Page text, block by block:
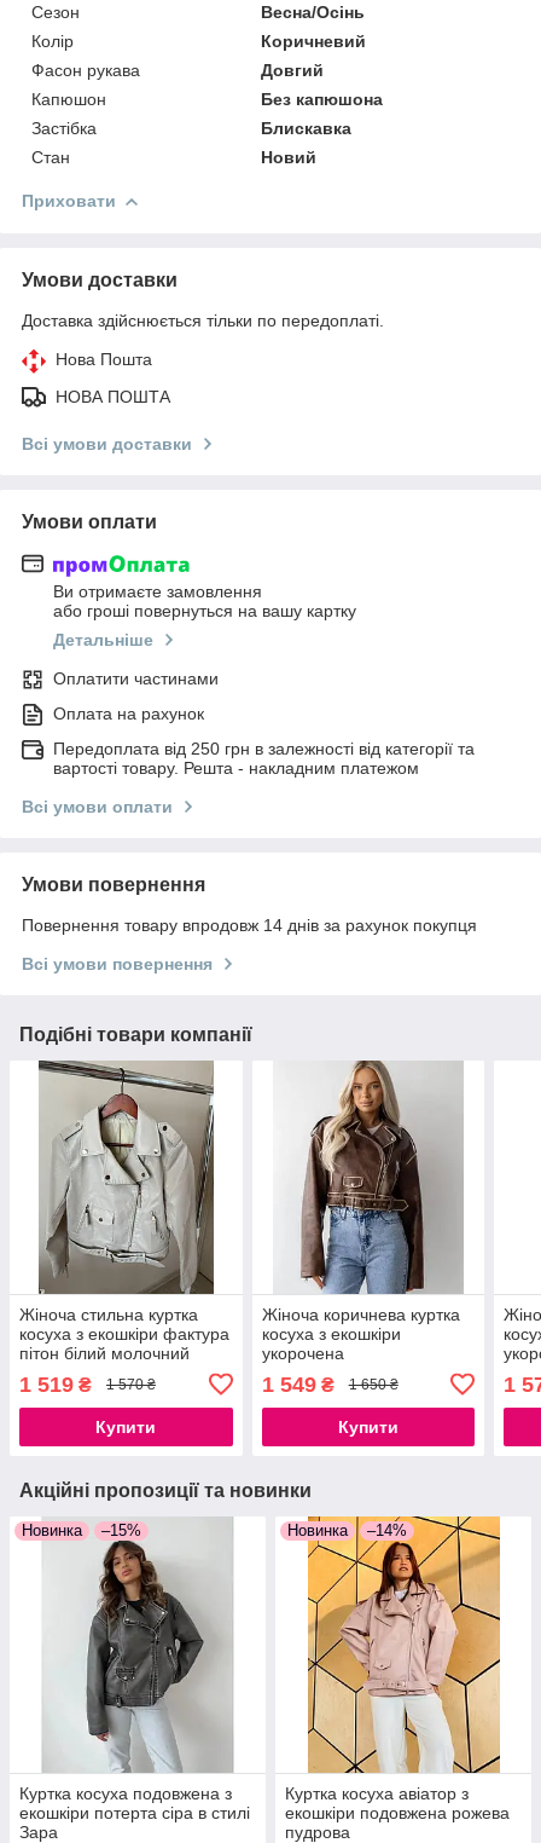
Сезон
Весна/Осінь
Колір
Коричневий
Фасон рукава
Довгий
Капюшон
Без капюшона
Застібка
Блискавка
Стан
Новий
Приховати
Умови доставки
Доставка здійснюється тільки по передоплаті.
Нова Пошта
НОВА ПОШТА
Всі умови доставки
Умови оплати
Ви отримаєте замовлення
або гроші повернуться на вашу картку
Детальніше
Оплатити частинами
Оплата на рахунок
Передоплата від 250 грн в залежності від категорії та
вартості товару. Решта - накладним платежом
Всі умови оплати
Умови повернення
Повернення товару впродовж 14 днів за рахунок покупця
Всі умови повернення
Подібні товари компанії
Жіноча стильна куртка
косуха з екошкіри фактура
пітон білий молочний
1 519 ₴ 1 570 ₴
Купити
Жіноча коричнева куртка
косуха з екошкіри
укорочена
1 549₴ 1 650 ₴
Купити
1
Акційні пропозиції та новинки
Новинка –15%
Куртка косуха подовжена з
екошкіри потерта сіра в стилі
Зара
Новинка –14%
Куртка косуха авіатор з
екошкіри подовжена рожева
пудрова